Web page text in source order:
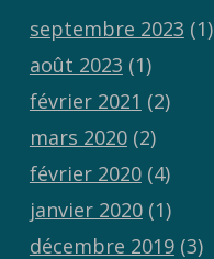
septembre 2023 (1)
août 2023 (1)
février 2021 (2)
mars 2020(2)
février 2020(4)
janvier 2020(1)
décembre 2019(3)